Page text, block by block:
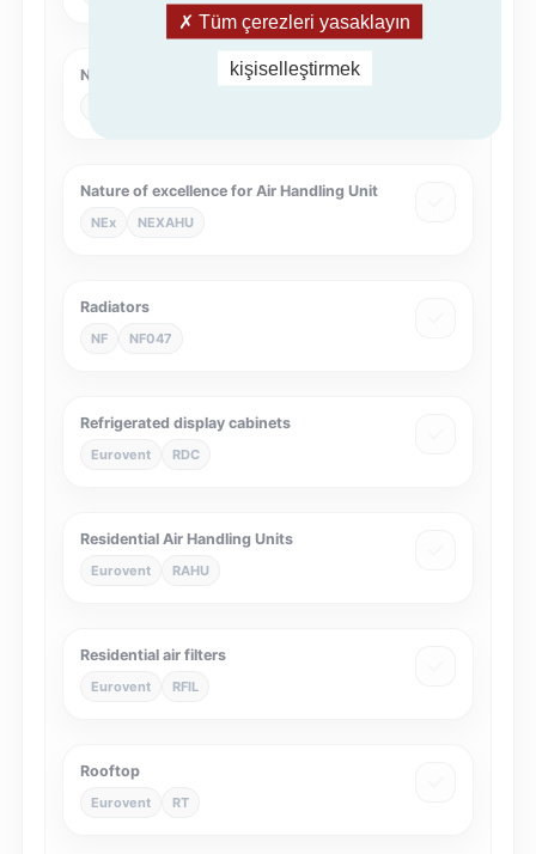
NF Heat Pumps
Nature of excellence for Air Handling Unit
NEx NEXAHU
Radiators
NF NF047
Refrigerated display cabinets
Eurovent RDC
Residential Air Handling Units
Eurovent RAHU
Residential air filters
Eurovent RFIL
Rooftop
Eurovent RT
Tüm çerezleri yasaklayın
kişiselleştirmek